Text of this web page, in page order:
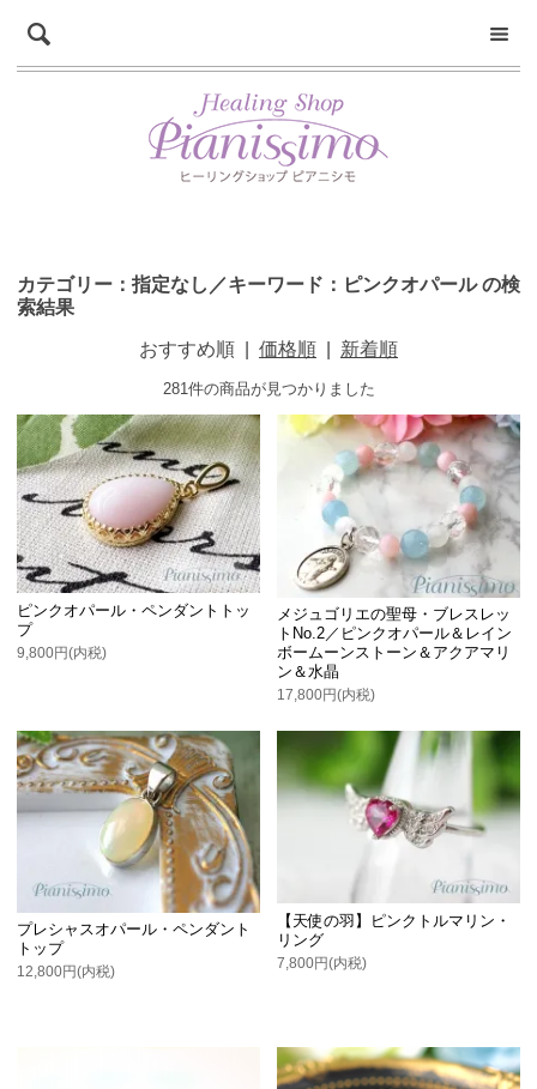
カテゴリー：指定なし／キーワード：ピンクオパール の検
索結果
おすすめ順 価格順 新着順
281件の商品が見つかりました
ピンクオパール・ペンダントトッ
プ
9,800円(内税)
メジュゴリエの聖母・ブレスレッ
トNo.2／ピンクオパール＆レイン
ボームーンストーン＆アクアマリ
ン＆水晶
17,800円(内税)
プレシャスオパール・ペンダント
トップ
12,800円(内税)
【天使の羽】ピンクトルマリン・
リング
7,800円(内税)